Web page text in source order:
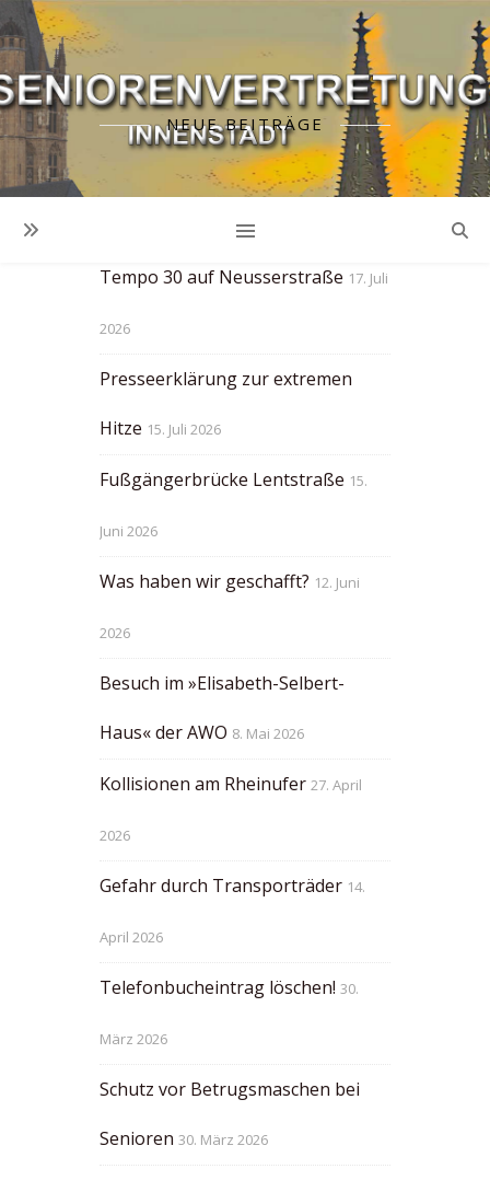
NEUE BEITRÄGE
Zu wenig Zeit an
Fussgängerampeln!
Tempo 30 auf Neusserstraße 17. Juli
2026
Presseerklärung zur extremen
Hitze 15. Juli 2026
Fußgängerbrücke Lentstraße 15.
Juni 2026
Was haben wir geschafft? 12. Juni
2026
Besuch im »Elisabeth-Selbert-
Haus« der AWO 8. Mai 2026
Kollisionen am Rheinufer 27. April
2026
Gefahr durch Transporträder 14.
April 2026
Telefonbucheintrag löschen! 30.
März 2026
Schutz vor Betrugsmaschen bei
Senioren 30. März 2026